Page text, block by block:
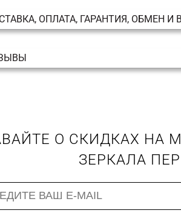
ОПЛАТА, ГАРАНТИЯ, ОБМЕН И
О СКИДКАХ НА
ЗЕРКАЛА